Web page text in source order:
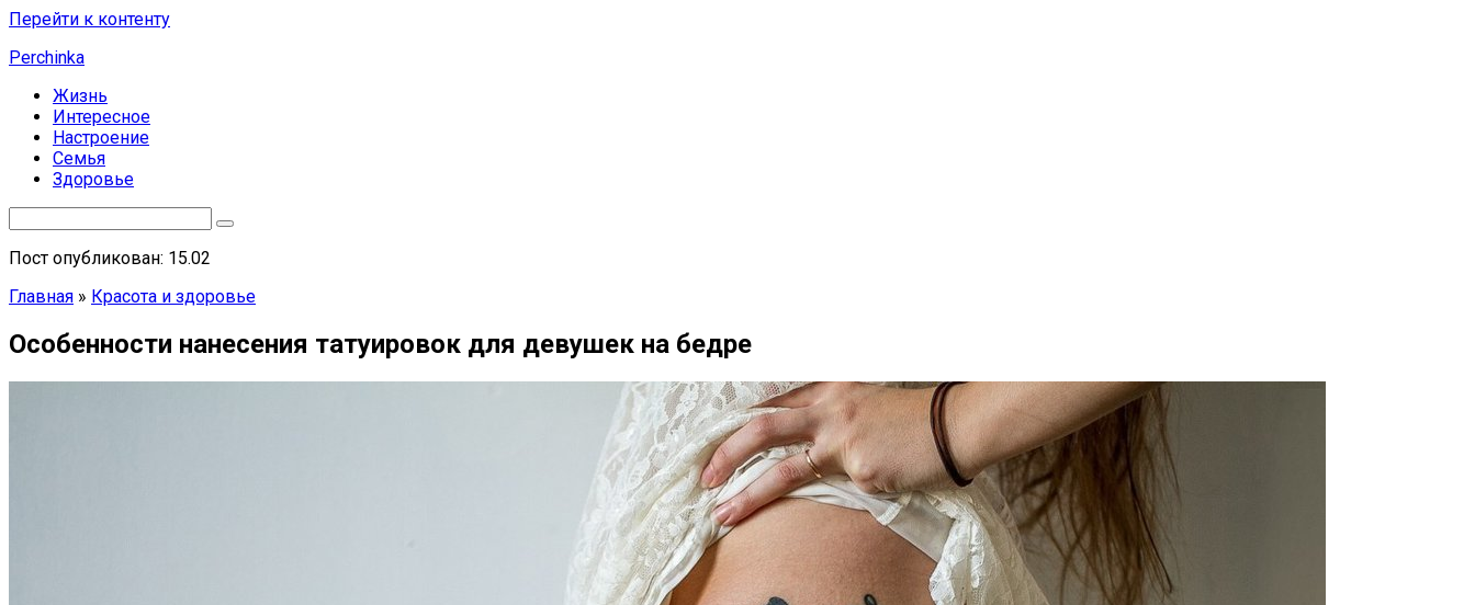
Перейти к контенту
Perchinka
Жизнь
Интересное
Настроение
Семья
Здоровье
Пост опубликован: 15.02
Главная » Красота и здоровье
Особенности нанесения татуировок для девушек на бедре